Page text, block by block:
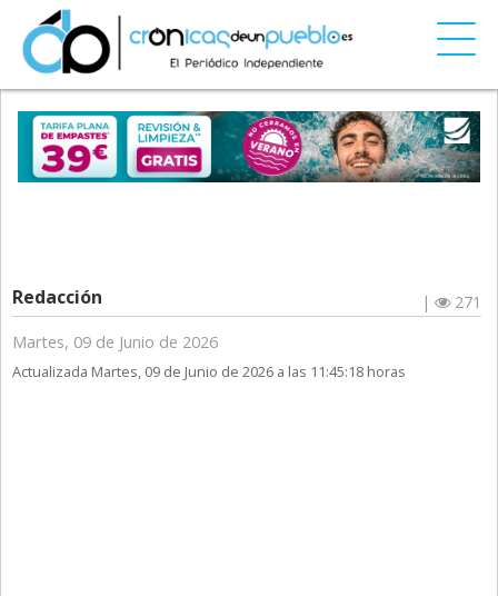
Redacción |
271
Martes, 09 de Junio de 2026
Actualizada Martes, 09 de Junio de 2026 a las 11:45:18 horas